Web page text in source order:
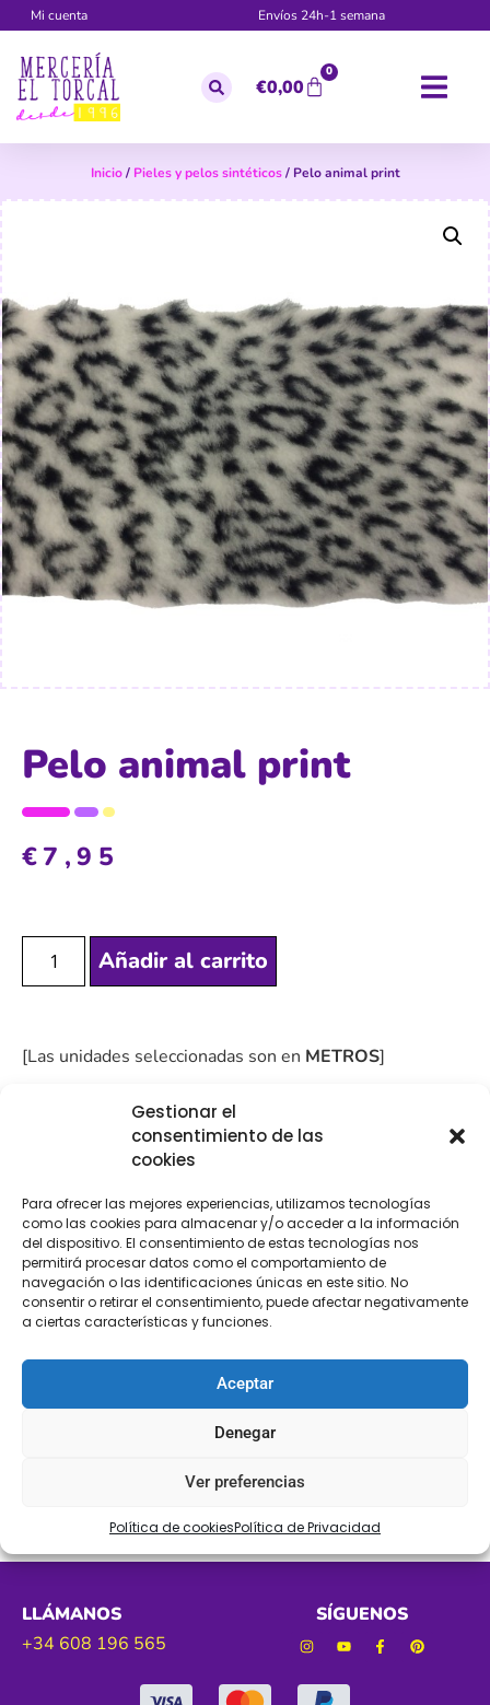
Gestionar el
consentimiento de las
cookies
Para ofrecer las mejores experiencias, utilizamos tecnologías
como las cookies para almacenar y/o acceder a la información
del dispositivo. El consentimiento de estas tecnologías nos
permitirá procesar datos como el comportamiento de
navegación o las identificaciones únicas en este sitio. No
consentir o retirar el consentimiento, puede afectar negativamente
a ciertas características y funciones.
Aceptar
Denegar
Ver preferencias
Política de cookiesPolítica de Privacidad
Mi cuenta Envíos 24h-1 semana
€0,00
0
Inicio/ Pieles y pelos sintéticos/ Pelo animal print
Pelo animal print
€7,95
Añadir al carrito
[Las unidades seleccionadas son en METROS]
SEGURA
Descripción
Descripción
Pelo animal print 12 cm estampado de guepardo o
LLÁMANOS
+34 608 196 565
SÍGUENOS